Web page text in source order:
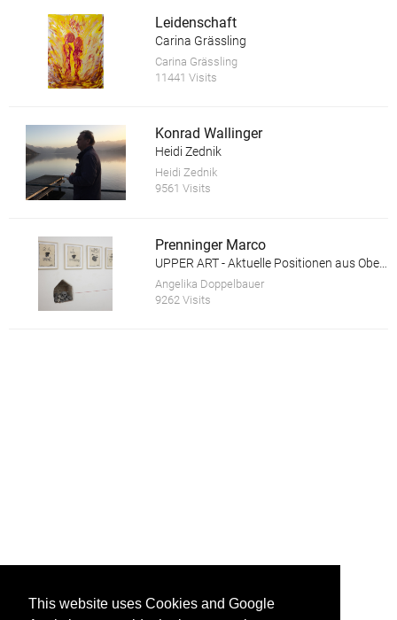
This website uses Cookies and Google
Leidenschaft
Carina Grässling
Carina Grässling
11441 Visits
Konrad Wallinger
Heidi Zednik
Heidi Zednik
9561 Visits
Prenninger Marco
UPPER ART - Aktuelle Positionen aus Oberösterreich. Ausstellung in der Galerie im Granitmuseum Schärding
Angelika Doppelbauer
9262 Visits